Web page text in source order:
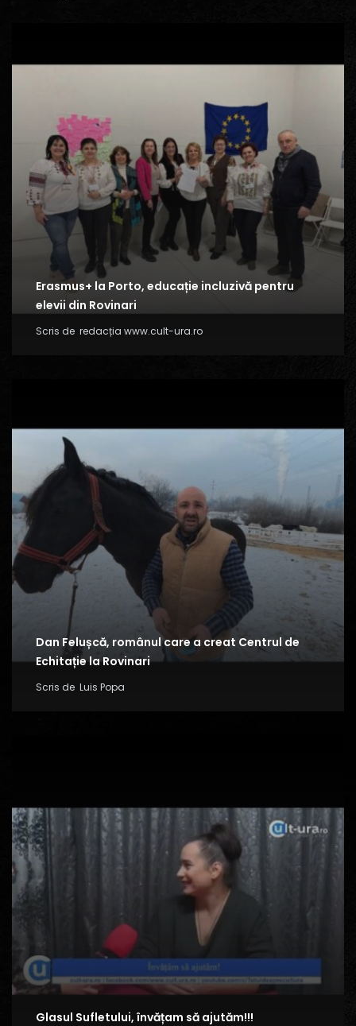
Erasmus+ la Porto, educație incluzivă pentru
elevii din Rovinari
Scris de redacția www.cult-ura.ro
Dan Felușcă, românul care a creat Centrul de
Echitație la Rovinari
Scris de Luis Popa
Glasul Sufletului, învățam să ajutăm!!!